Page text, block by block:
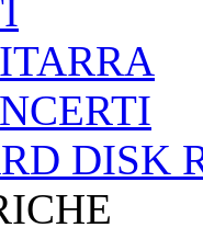
DISK